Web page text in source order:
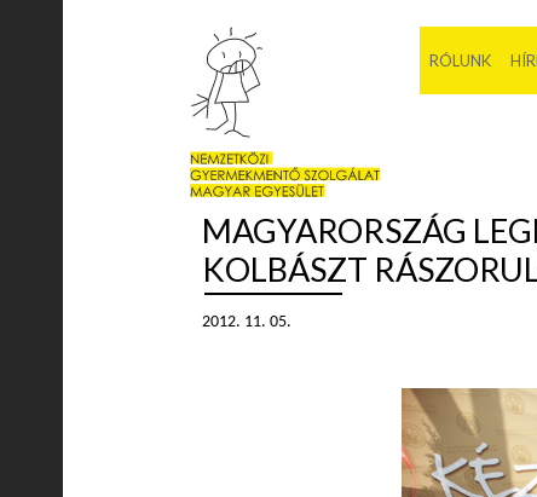
RÓLUNK
MAGYARORSZÁG
KOLBÁSZT
2012. 11. 05.